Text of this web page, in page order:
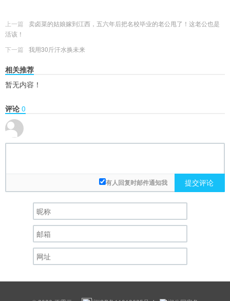
上一篇
卖卤菜的姑娘嫁到江西，五六年后把名校毕业的老公甩了！这老公也是
活该！
下一篇
我用30斤汗水换未来
相关推荐
暂无内容！
评论 0
有人回复时邮件通知我 提交评论